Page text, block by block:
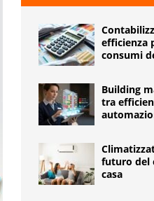
efficienza
consumi
Building
tra
futuro del
casa